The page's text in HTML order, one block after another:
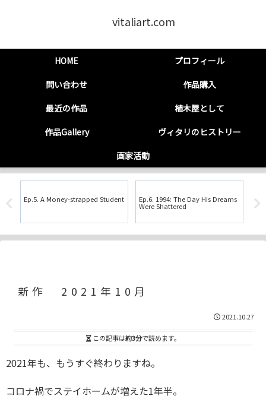
vitaliart.com
HOME
プロフィール
問い合わせ
作品購入
最近の作品
植木屋として
作品Gallery
ヴィタリのヒストリー
画家活動
Ep.5. A Money-strapped Student Ep.6. 1994: The Day His Dreams
Were Shattered
第
新作 2021年10月
2021.10.27
この記事は約3分で読めます。
2021年も、もうすぐ終わりますね。
コロナ禍でステイホームが増えた1年半。